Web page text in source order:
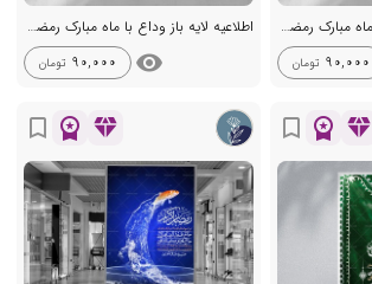
اطلاعیه لایه باز وداع با ماه مبارک رمضان + استوری
90,000 تومان
اطلاعیه لایه باز وداع با ماه مبارک رمضان + استوری
visibility
90,000 تومان
diamond
workspace_premium
bookmark_border
diamond
workspace_premium
bookmark_border